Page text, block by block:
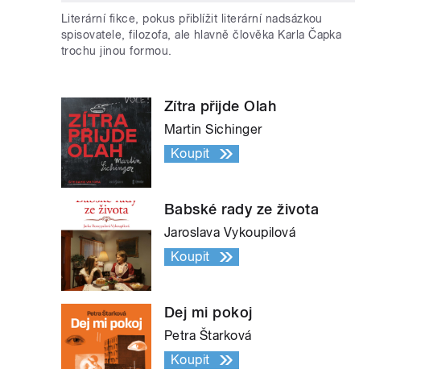
Literární fikce, pokus přiblížit literární nadsázkou
spisovatele, filozofa, ale hlavně člověka Karla Čapka
trochu jinou formou.
Zítra přijde Olah
Martin Sichinger
Koupit
Babské rady ze života
Jaroslava Vykoupilová
Koupit
Dej mi pokoj
Petra Štarková
Koupit